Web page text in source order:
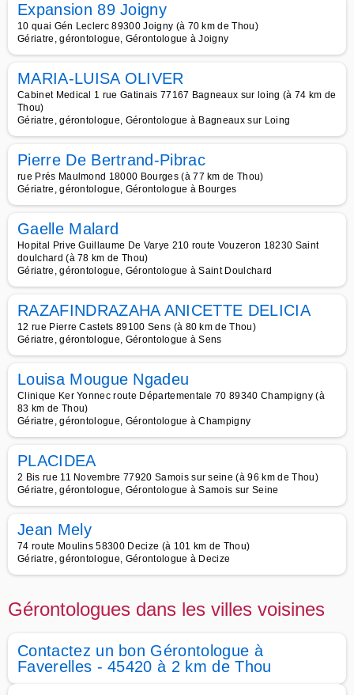
Expansion 89 Joigny
10 quai Gén Leclerc 89300 Joigny (à 70 km de Thou)
Gériatre, gérontologue, Gérontologue à Joigny
MARIA-LUISA OLIVER
Cabinet Medical 1 rue Gatinais 77167 Bagneaux sur loing (à 74 km de
Thou)
Gériatre, gérontologue, Gérontologue à Bagneaux sur Loing
Pierre De Bertrand-Pibrac
rue Prés Maulmond 18000 Bourges (à 77 km de Thou)
Gériatre, gérontologue, Gérontologue à Bourges
Gaelle Malard
Hopital Prive Guillaume De Varye 210 route Vouzeron 18230 Saint
doulchard (à 78 km de Thou)
Gériatre, gérontologue, Gérontologue à Saint Doulchard
RAZAFINDRAZAHA ANICETTE DELICIA
12 rue Pierre Castets 89100 Sens (à 80 km de Thou)
Gériatre, gérontologue, Gérontologue à Sens
Louisa Mougue Ngadeu
Clinique Ker Yonnec route Départementale 70 89340 Champigny (à
83 km de Thou)
Gériatre, gérontologue, Gérontologue à Champigny
PLACIDEA
2 Bis rue 11 Novembre 77920 Samois sur seine (à 96 km de Thou)
Gériatre, gérontologue, Gérontologue à Samois sur Seine
Jean Mely
74 route Moulins 58300 Decize (à 101 km de Thou)
Gériatre, gérontologue, Gérontologue à Decize
Gérontologues dans les villes voisines
Contactez un bon Gérontologue à
Faverelles - 45420 à 2 km de Thou